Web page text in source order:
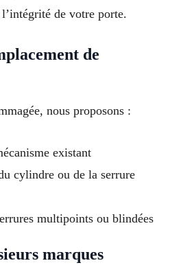
de votre porte.
de
nous proposons :
existant
cylindre ou de la serrure
multipoints ou blindées
marques